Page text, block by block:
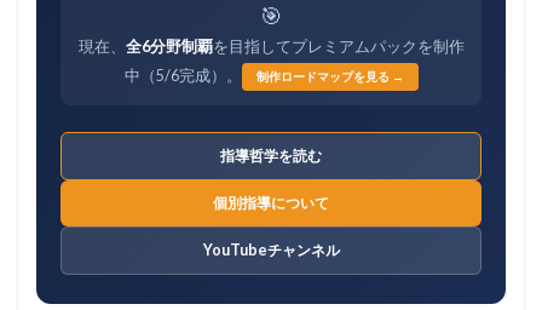
🎯
現在、 全6分野制覇を目指してプレミアムパックを制作
中（5/6完成）。
制作ロードマップを見る →
指導哲学を読む
個別指導について
YouTubeチャンネル